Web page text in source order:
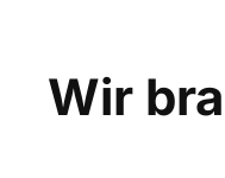
Wir